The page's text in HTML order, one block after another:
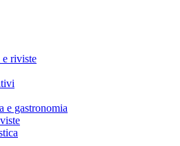
riviste
e gastronomia